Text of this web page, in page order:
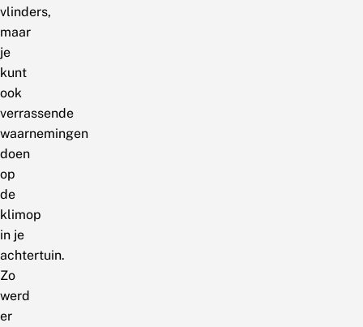
vlinders,
maar
je
kunt
ook
verrassende
waarnemingen
doen
op
de
klimop
in je
achtertuin.
Zo
werd
er